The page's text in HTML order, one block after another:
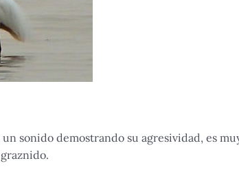
sonido demostrando su agresividad, es